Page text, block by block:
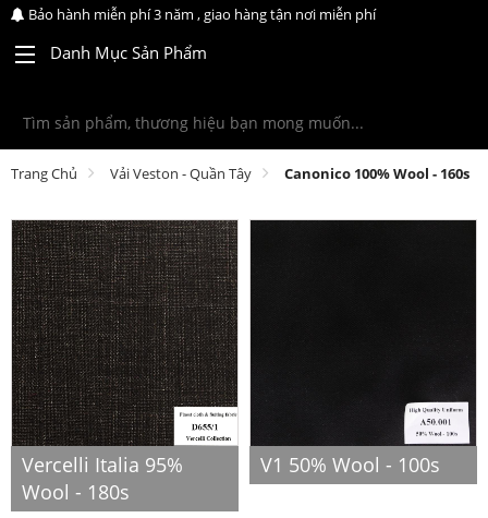
Bảo hành miễn phí 3 năm , giao hàng tận nơi miễn phí
Danh Mục Sản Phẩm
Trang Chủ Vải Veston - Quần Tây Canonico 100% Wool - 160s
Vercelli Italia 95%
Wool - 180s
V1 50% Wool - 100s